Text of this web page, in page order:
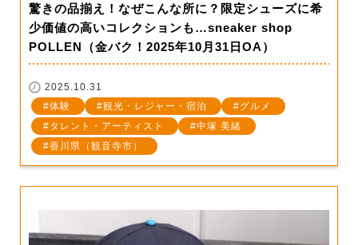
驚きの品揃え！なぜこんな所に？限定シューズに希
少価値の高いコレクションも…sneaker shop
POLLEN（金バク！2025年10月31日OA）
2025.10.31
体験
観光・レジャー・宿泊
グルメ
タレント・アーティスト
中塚 美緒
香川県（観音寺市）